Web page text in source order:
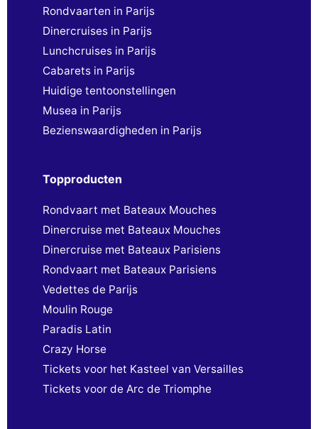
Rondvaarten in Parijs
Dinercruises in Parijs
Lunchcruises in Parijs
Cabarets in Parijs
Huidige tentoonstellingen
Musea in Parijs
Bezienswaardigheden in Parijs
Topproducten
Rondvaart met Bateaux Mouches
Dinercruise met Bateaux Mouches
Dinercruise met Bateaux Parisiens
Rondvaart met Bateaux Parisiens
Vedettes de Parijs
Moulin Rouge
Paradis Latin
Crazy Horse
Tickets voor het Kasteel van Versailles
Tickets voor de Arc de Triomphe